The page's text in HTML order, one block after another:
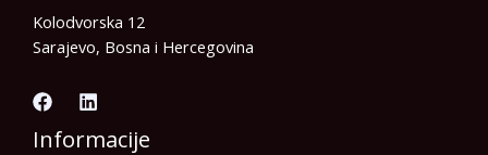
Kolodvorska 12
Sarajevo, Bosna i Hercegovina
Informacije